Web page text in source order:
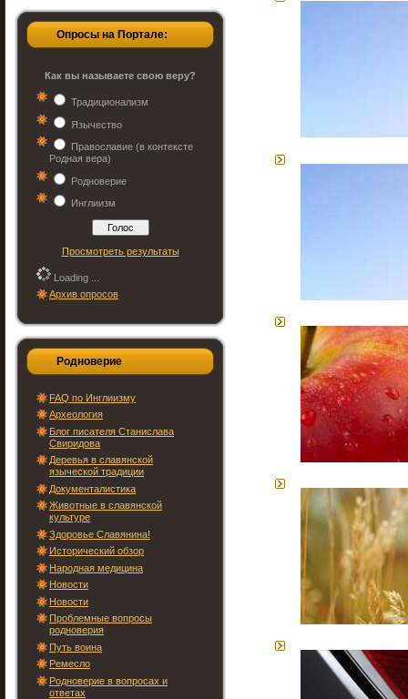
Опросы на Портале:
Как вы называете свою веру?
Традиционализм
Язычество
Православие (в контексте
Родная вера)
Родноверие
Инглиизм
Просмотреть результаты
Loading ...
Архив опросов
Родноверие
FAQ по Инглиизму
Археология
Блог писателя Станислава
Свиридова
Деревья в славянской
языческой традиции
Документалистика
Животные в славянской
культуре
Здоровье Славянина!
Исторический обзор
Народная медицина
Новости
Новости
Проблемные вопросы
родноверия
Путь воина
Ремесло
Родноверие в вопросах и
ответах